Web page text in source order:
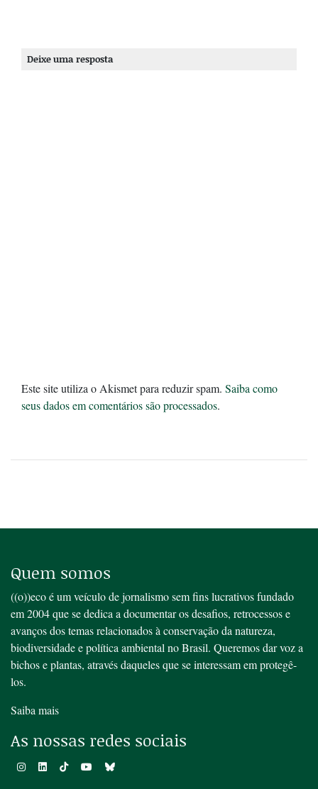
Deixe uma resposta
Este site utiliza o Akismet para reduzir spam. Saiba como
seus dados em comentários são processados.
Quem somos
((o))eco é um veículo de jornalismo sem fins lucrativos fundado
em 2004 que se dedica a documentar os desafios, retrocessos e
avanços dos temas relacionados à conservação da natureza,
biodiversidade e política ambiental no Brasil. Queremos dar voz a
bichos e plantas, através daqueles que se interessam em protegê-
los.
Saiba mais
As nossas redes sociais